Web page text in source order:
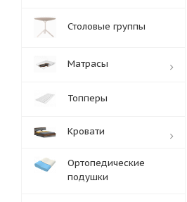
Столовые группы
Матрасы
Топперы
Кровати
Ортопедические
подушки